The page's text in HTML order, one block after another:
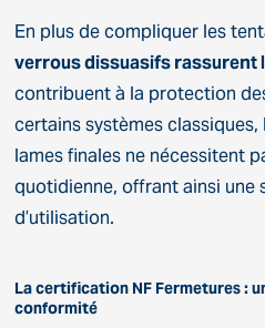
En plus de compliquer les
verrous dissuasifs rassurent
contribuent à la protection
certains systèmes
lames finales ne nécessitent
quotidienne, offrant ainsi une
d’utilisation.
La certification NF Fermetures :
conformité